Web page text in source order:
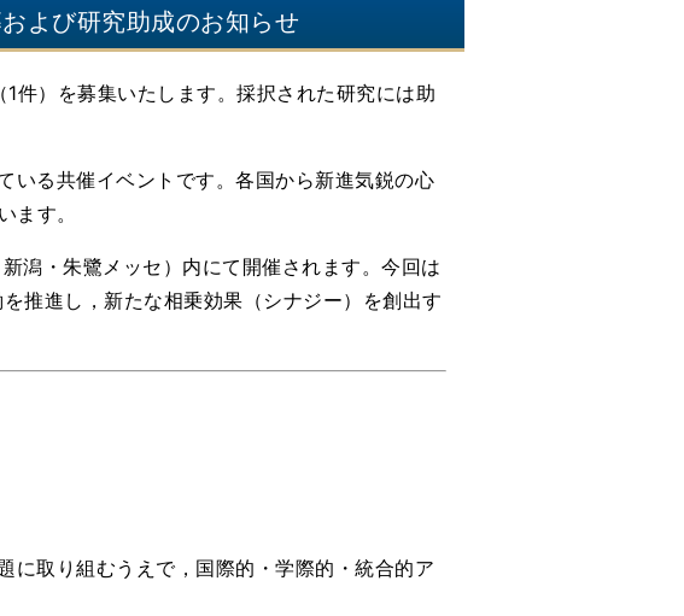
よび研究助成のお知らせ
）を募集いたします。採択された研究には助
いる共催イベントです。各国から新進気鋭の心
ます。
潟・朱鷺メッセ）内にて開催されます。今回は
推進し，新たな相乗効果（シナジー）を創出す
に取り組むうえで，国際的・学際的・統合的ア